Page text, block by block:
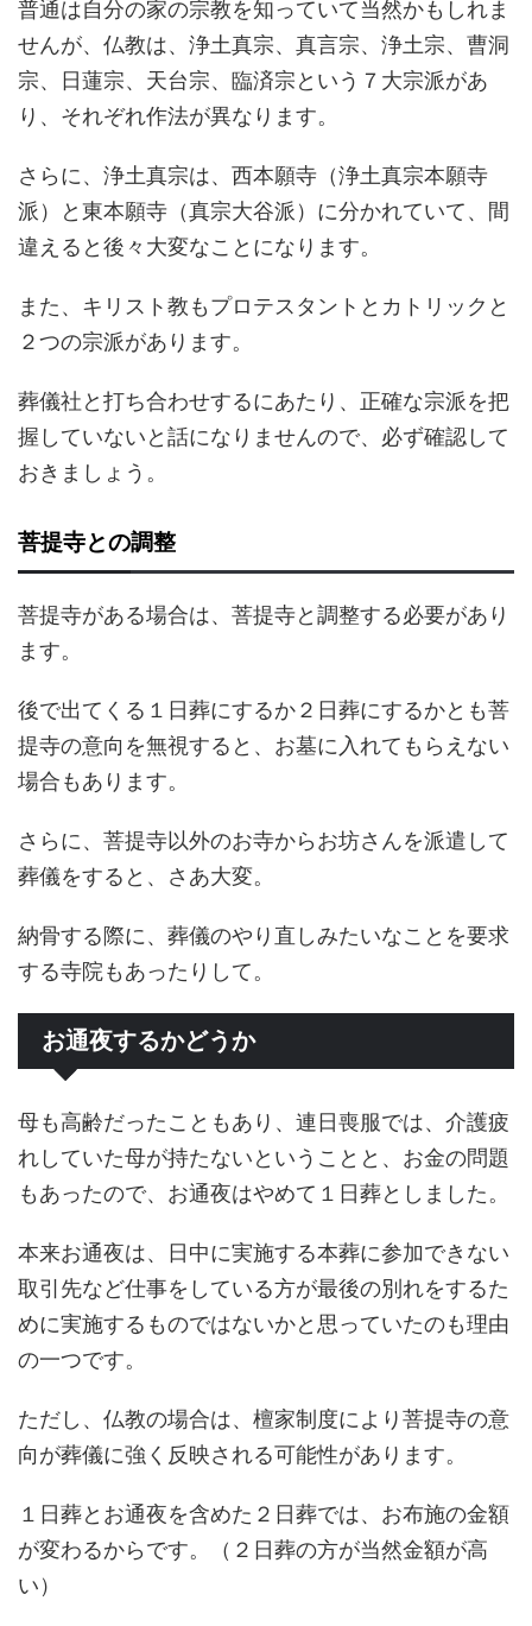
普通は自分の家の宗教を知っていて当然かもしれま
せんが、仏教は、浄土真宗、真言宗、浄土宗、曹洞
宗、日蓮宗、天台宗、臨済宗という７大宗派があ
り、それぞれ作法が異なります。
さらに、浄土真宗は、西本願寺（浄土真宗本願寺
派）と東本願寺（真宗大谷派）に分かれていて、間
違えると後々大変なことになります。
また、キリスト教もプロテスタントとカトリックと
２つの宗派があります。
葬儀社と打ち合わせするにあたり、正確な宗派を把
握していないと話になりませんので、必ず確認して
おきましょう。
菩提寺との調整
菩提寺がある場合は、菩提寺と調整する必要があり
ます。
後で出てくる１日葬にするか２日葬にするかとも菩
提寺の意向を無視すると、お墓に入れてもらえない
場合もあります。
さらに、菩提寺以外のお寺からお坊さんを派遣して
葬儀をすると、さあ大変。
納骨する際に、葬儀のやり直しみたいなことを要求
する寺院もあったりして。
お通夜するかどうか
母も高齢だったこともあり、連日喪服では、介護疲
れしていた母が持たないということと、お金の問題
もあったので、お通夜はやめて１日葬としました。
本来お通夜は、日中に実施する本葬に参加できない
取引先など仕事をしている方が最後の別れをするた
めに実施するものではないかと思っていたのも理由
の一つです。
ただし、仏教の場合は、檀家制度により菩提寺の意
向が葬儀に強く反映される可能性があります。
１日葬とお通夜を含めた２日葬では、お布施の金額
が変わるからです。（２日葬の方が当然金額が高
い）